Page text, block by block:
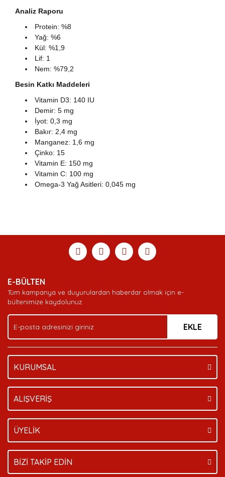
Analiz Raporu
Protein: %8
Yağ: %6
Kül: %1,9
Lif: 1
Nem: %79,2
Besin Katkı Maddeleri
Vitamin D3: 140 IU
Demir: 5 mg
İyot: 0,3 mg
Bakır: 2,4 mg
Manganez: 1,6 mg
Çinko: 15
Vitamin E: 150 mg
Vitamin C: 100 mg
Omega-3 Yağ Asitleri: 0,045 mg
Yorum Yaz
Soru Sor
formunu kullanarak tarafımıza iletebilirsiniz.
Görüş ve önerileriniz için teşekkür ederiz.
Ürün açıklamasında eksik bilgiler bulunuyor.
Ürün bilgilerinde hatalar bulunuyor.
Bu ürüne benzer farklı alternatifler olmalı.
Deneyimini Paylaş
E-BÜLTEN
Tüm kampanya ve duyurulardan haberdar olmak için e-
bültenimize kaydolunuz.
EKLE
KURUMSAL
ALIŞVERİŞ
ÜYELİK
BİZİ TAKİP EDİN